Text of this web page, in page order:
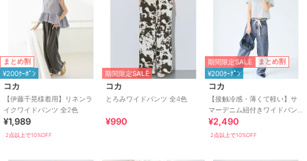
まとめ割
¥200ｸｰﾎﾟﾝ
コカ
【伊藤千晃様着用】リネンラ
イクワイドパンツ 全2色
¥1,989
2点以上で10%OFF
期間限定SALE
コカ
とろみワイドパンツ 全4色
¥990
期間限定SALE まとめ割
¥200ｸｰﾎﾟﾝ
コカ
【接触冷感・薄くて軽い】サ
マーデニム紐付きワイドパン
ツ 全2色
¥2,490
2点以上で10%OFF